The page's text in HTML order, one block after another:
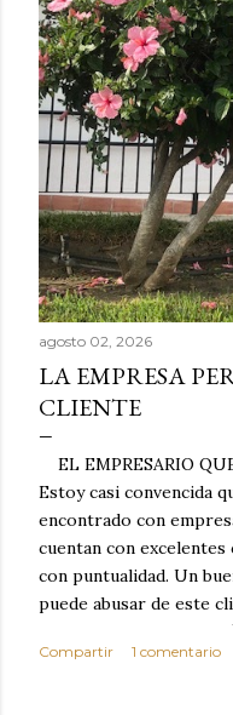
agosto 02, 2026
LA EMPRESA
CLIENTE
EL EMPRESARIO
Estoy casi convencida
encontrado con
cuentan con excelentes
con puntualidad. Un
puede abusar de este
dinero porque la
tarde y en ocasiones ni
Compartir 1 comentario